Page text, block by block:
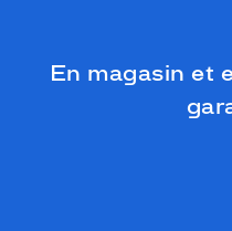
En magasin et